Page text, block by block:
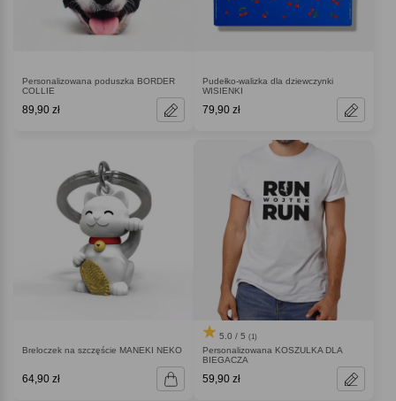
Personalizowana poduszka BORDER
COLLIE
89,90 zł
Pudełko-walizka dla dziewczynki
WISIENKI
79,90 zł
Breloczek na szczęście MANEKI NEKO
64,90 zł
5.0 / 5 (1)
Personalizowana KOSZULKA DLA
BIEGACZA
59,90 zł